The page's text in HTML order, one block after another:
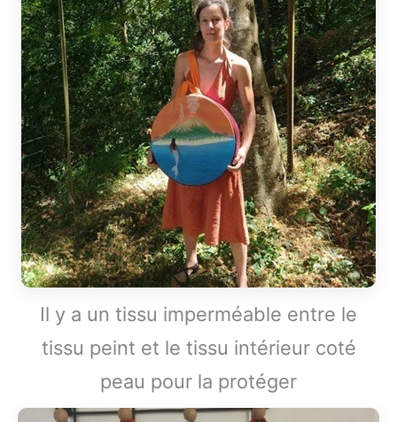
Il y a un tissu imperméable entre le
tissu peint et le tissu intérieur coté
peau pour la protéger